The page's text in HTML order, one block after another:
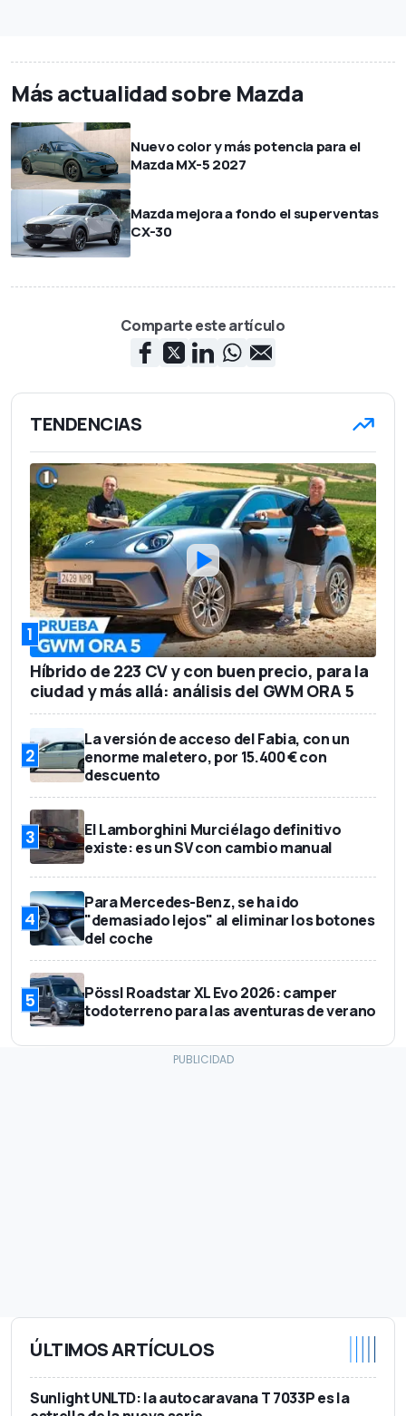
Más actualidad sobre Mazda
Nuevo color y más potencia para el
Mazda MX-5 2027
Mazda mejora a fondo el superventas
CX-30
Comparte este artículo
TENDENCIAS
1
Híbrido de 223 CV y con buen precio, para la
ciudad y más allá: análisis del GWM ORA 5
2
La versión de acceso del Fabia, con un
enorme maletero, por 15.400 € con
descuento
3
El Lamborghini Murciélago definitivo
existe: es un SV con cambio manual
4
Para Mercedes-Benz, se ha ido
"demasiado lejos" al eliminar los botones
del coche
5
Pössl Roadstar XL Evo 2026: camper
todoterreno para las aventuras de verano
ÚLTIMOS ARTÍCULOS
Sunlight UNLTD: la autocaravana T 7033P es la